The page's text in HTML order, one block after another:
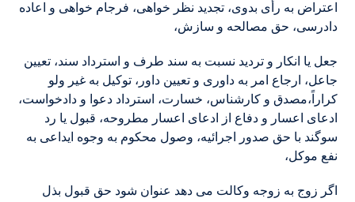
اعتراض به رأی بدوی، تجدید نظر خواهی، فرجام خواهی و اعاده
دادرسی، حق مصالحه و سازش،
جعل یا انکار و تردید نسبت به سند طرف و استرداد سند، تعیین
جاعل، ارجاع امر به داوری و تعیین داور، توکیل به غیر ولو
کراراً،مصدق و کارشناس، خسارت، استرداد دعوا و دادخواست،
ادعای اعسار و دفاع از ادعای اعسار مطروحه، قبول یا رد
سوگند با حق صدور اجرائیه، وصول محکوم به وجوه ایداعی به
نفع موکل،
اگر زوج به زوجه وکالت می دهد عنوان شود حق قبول بذل